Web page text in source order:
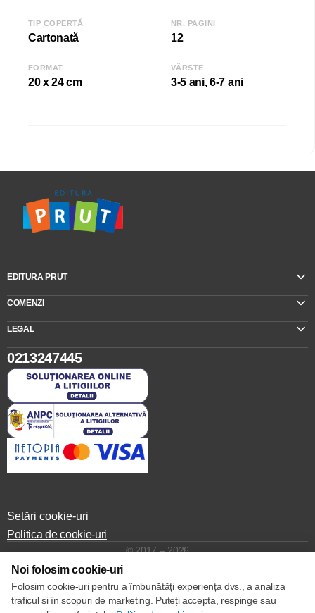
TIP COPERTĂ
Cartonată
NR. PAGINI
12
FORMAT
20 x 24 cm
VÂRSTE
3-5 ani, 6-7 ani
EDITURA PRUT
COMENZI
LEGAL
0213247445
Setări cookie-uri
Politica de cookie-uri
© 2017 – 2026
Noi folosim cookie-uri
Folosim cookie-uri pentru a îmbunătăți experiența dvs., a analiza
traficul și în scopuri de marketing. Puteți accepta, respinge sau